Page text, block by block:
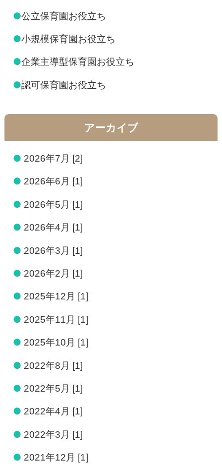
●公立保育園お役立ち
●小規模保育園お役立ち
●企業主導型保育園お役立ち
●認可保育園お役立ち
アーカイブ
● 2026年7月 [2]
● 2026年6月 [1]
● 2026年5月 [1]
● 2026年4月 [1]
● 2026年3月 [1]
● 2026年2月 [1]
● 2025年12月 [1]
● 2025年11月 [1]
● 2025年10月 [1]
● 2022年8月 [1]
● 2022年5月 [1]
● 2022年4月 [1]
● 2022年3月 [1]
● 2021年12月 [1]